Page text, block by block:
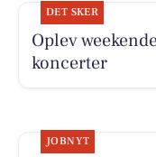
DET SKER
Oplev
koncerter
JOBNYT